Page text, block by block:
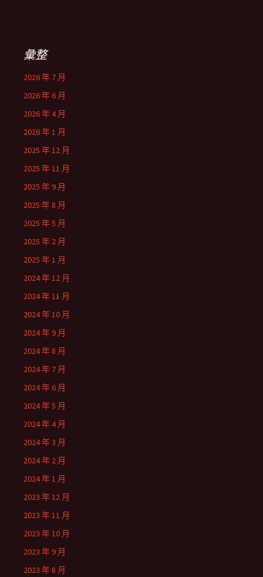
彙整
2026 年 7 月
2026 年 6 月
2026 年 4 月
2026 年 1 月
2025 年 12 月
2025 年 11 月
2025 年 9 月
2025 年 8 月
2025 年 5 月
2025 年 2 月
2025 年 1 月
2024 年 12 月
2024 年 11 月
2024 年 10 月
2024 年 9 月
2024 年 8 月
2024 年 7 月
2024 年 6 月
2024 年 5 月
2024 年 4 月
2024 年 3 月
2024 年 2 月
2024 年 1 月
2023 年 12 月
2023 年 11 月
2023 年 10 月
2023 年 9 月
2023 年 8 月